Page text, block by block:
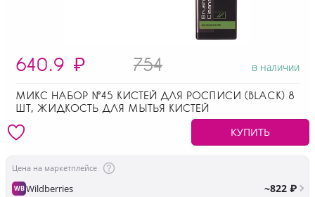
640.9 ₽ 754 в наличии
МИКС НАБОР №45 КИСТЕЙ ДЛЯ РОСПИСИ (BLACK) 8
ШТ, ЖИДКОСТЬ ДЛЯ МЫТЬЯ КИСТЕЙ
КУПИТЬ
Цена на маркетплейсе
WBWildberries ~822 ₽